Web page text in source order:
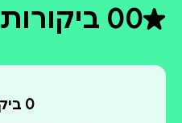
0דירוג ממוצע 0
0 ביקורות
0 ביקורות